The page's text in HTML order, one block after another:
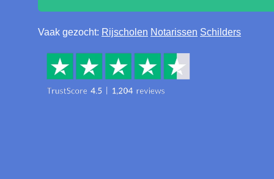
Vaak gezocht: Rijscholen Notarissen Schilders